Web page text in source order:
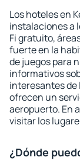
Los hoteles en
instalaciones a
Fi gratuito,
fuerte en la
de juegos para
informativos
interesantes de
ofrecen un
aeropuerto. En
visitar los
¿Dónde